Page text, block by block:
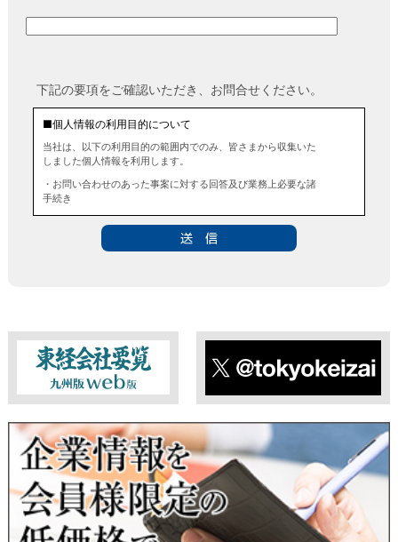
下記の要項をご確認いただき、お問合せください。
■個人情報の利用目的について
当社は、以下の利用目的の範囲内でのみ、皆さまから収集いた
しました個人情報を利用します。
・お問い合わせのあった事案に対する回答及び業務上必要な諸
手続き
■個人情報の第三者提供について
■ 個人情報提供の任意性及び留意点
個人情報のご提供は任意ですが、必要な個人情報をご提供いた
だけなかった場合は、上記利用目的を達成できない場合があり
ますのでご了承ください。
当社は、本人が自己の個人情報について、通知・開示・訂正・
追加・削除・利用停止・提供停止の希望がございましたら、本
人または代理人の請求応じて、個人データの通知・開示・訂
正・追加・削除・利用停止・提供停止の請求に応じます。
受付方法は、本人確認資料（運転免許証、パスポート何れかの
コピー）、「個人情報取扱申請書」「委任状」（代理人による
申請の場合のみ必要となります）を当社宛にお送り下さい。
東経会社要覧web版 X